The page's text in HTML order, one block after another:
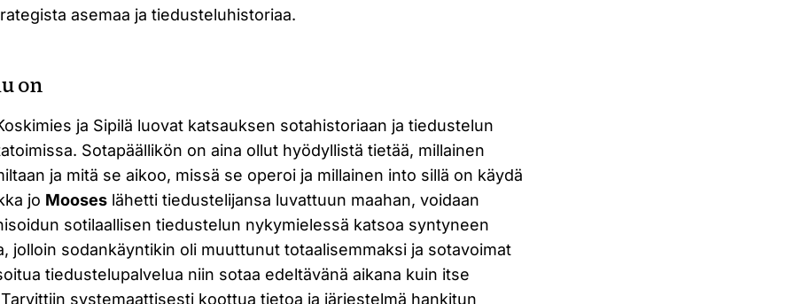
asemaa ja tiedusteluhistoriaa.
on
ja Sipilä luovat katsauksen sotahistoriaan ja tiedustelun
Sotapäällikön on aina ollut hyödyllistä tietää, millainen
ja mitä se aikoo, missä se operoi ja millainen into sillä on käydä
jo Mooses lähetti tiedustelijansa luvattuun maahan, voidaan
sotilaallisen tiedustelun nykymielessä katsoa syntyneen
jolloin sodankäyntikin oli muuttunut totaalisemmaksi ja sotavoimat
tiedustelupalvelua niin sotaa edeltävänä aikana kuin itse
systemaattisesti koottua tietoa ja järjestelmä hankitun